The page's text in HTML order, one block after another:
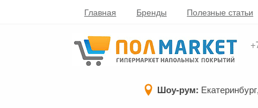
Главная Бренды Полезные статьи
Шоу-рум: